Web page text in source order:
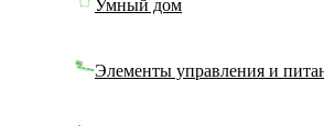
Умный дом
Элементы управления и